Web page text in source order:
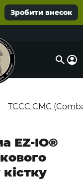
Зробити внесок
TCCC CMC
EZ-IO®